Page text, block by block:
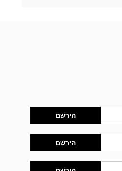
הירשם
הירשם